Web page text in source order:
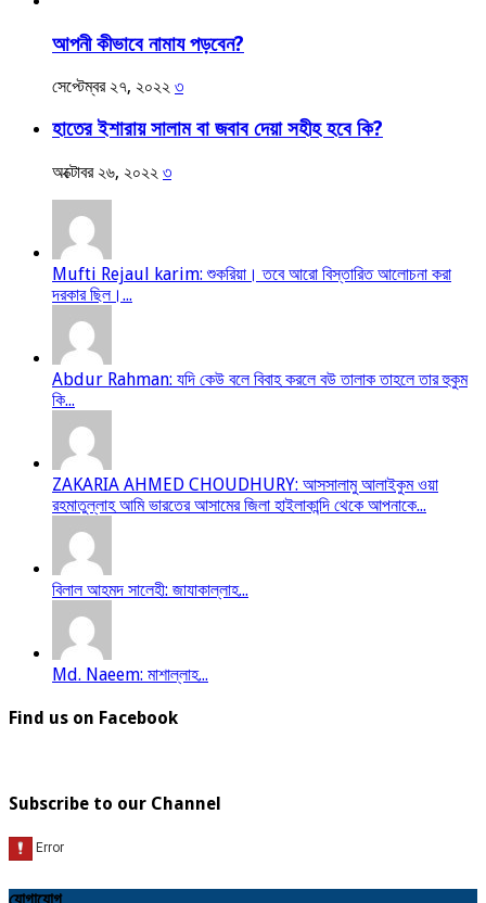
আপনী কীভাবে নামায পড়বেন?
সেপ্টেম্বর ২৭, ২০২২ ৩
হাতের ইশারায় সালাম বা জবাব দেয়া সহীহ হবে কি?
অক্টোবর ২৬, ২০২২ ৩
Mufti Rejaul karim: শুকরিয়া। তবে আরো বিস্তারিত আলোচনা করা
দরকার ছিল।...
Abdur Rahman: যদি কেউ বলে বিবাহ করলে বউ তালাক তাহলে তার হুকুম
কি...
ZAKARIA AHMED CHOUDHURY: আসসালামু আলাইকুম ওয়া
রহমাতুল্লাহ আমি ভারতের আসামের জিলা হাইলাকান্দি থেকে আপনাকে...
বিলাল আহমদ সালেহী: জাযাকাল্লাহ...
Md. Naeem: মাশাল্লাহ...
Find us on Facebook
Subscribe to our Channel